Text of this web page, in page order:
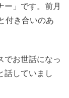
ー」です。前月
付き合いのあ
でお世話になっ
話していまし